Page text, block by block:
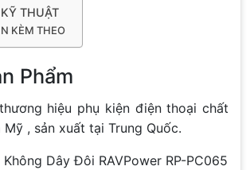
THUẬT
KÈM THEO
Phẩm
hiệu phụ kiện điện thoại chất
, sản xuất tại Trung Quốc.
Dây Đôi RAVPower RP-PC065